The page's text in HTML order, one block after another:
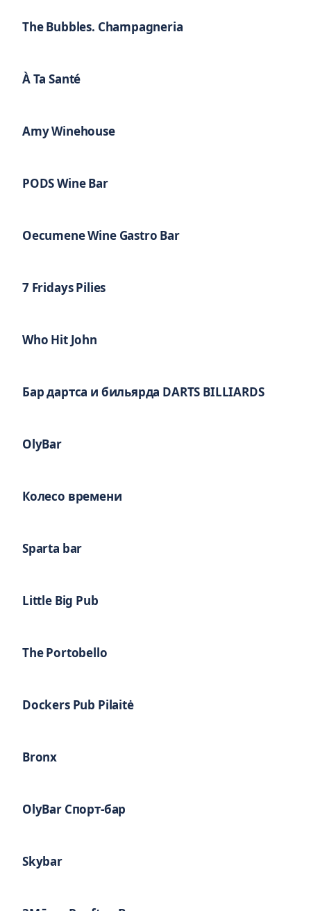
The Bubbles. Champagneria
À Ta Santé
Amy Winehouse
PODS Wine Bar
Oecumene Wine Gastro Bar
7 Fridays Pilies
Who Hit John
Бар дартса и бильярда DARTS BILLIARDS
OlyBar
Колесо времени
Sparta bar
Little Big Pub
The Portobello
Dockers Pub Pilaitė
Bronx
OlyBar Спорт-бар
Skybar